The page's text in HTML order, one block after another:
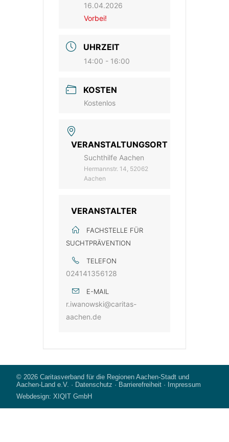
16.04.2026
Vorbei!
UHRZEIT
14:00 - 16:00
KOSTEN
Kostenlos
VERANSTALTUNGSORT
Suchthilfe Aachen
Hermannstr. 14, 52062
Aachen
VERANSTALTER
FACHSTELLE FÜR
SUCHTPRÄVENTION
TELEFON
024141356128
E-MAIL
r.iwanowski@caritas-
aachen.de
© 2026 Caritasverband für die Regionen Aachen-Stadt und
Aachen-Land e.V. · Datenschutz · Barrierefreiheit ·
Impressum
Webdesign: XIQIT GmbH